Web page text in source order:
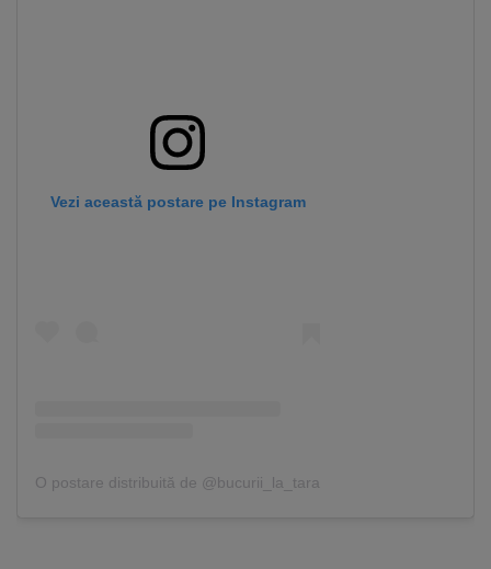
Vezi această postare pe Instagram
O postare distribuită de @bucurii_la_tara